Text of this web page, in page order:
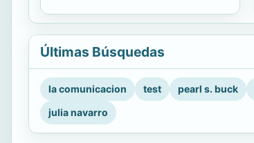
Últimas Búsquedas
la comunicacion test pearl s. buck
julia navarro